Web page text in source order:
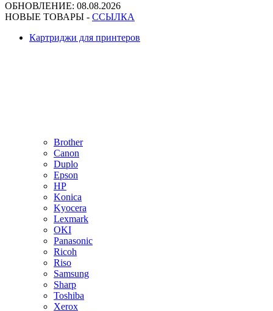
ОБНОВЛЕНИЕ: 08.08.2026
НОВЫЕ ТОВАРЫ - ССЫЛКА
Картриджи для принтеров
Brother
Canon
Duplo
Epson
HP
Konica
Kyocera
Lexmark
OKI
Panasonic
Ricoh
Riso
Samsung
Sharp
Toshiba
Xerox